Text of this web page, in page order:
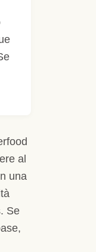
al
una
Se